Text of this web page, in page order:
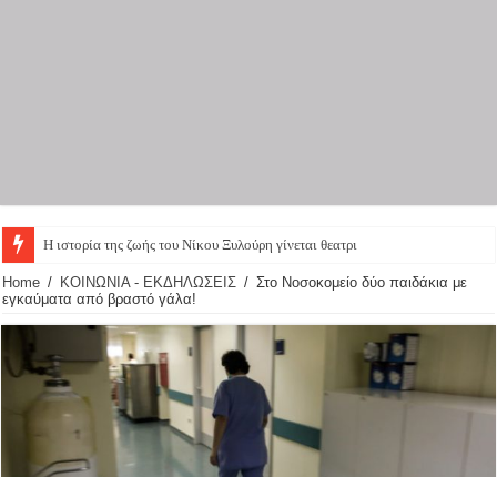
Η ιστορία της ζωής του Νίκου Ξυλούρη γίνεται θεατρική παρά
Home / ΚΟΙΝΩΝΙΑ - ΕΚΔΗΛΩΣΕΙΣ / Στο Νοσοκομείο δύο παιδάκια με
εγκαύματα από βραστό γάλα!